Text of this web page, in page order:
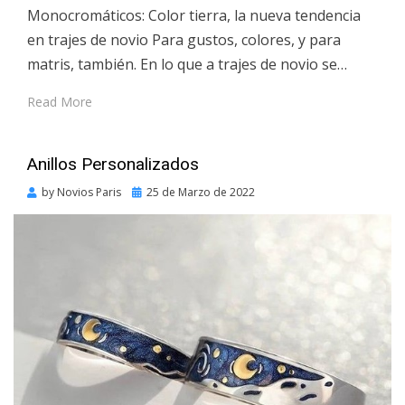
Monocromáticos: Color tierra, la nueva tendencia
en trajes de novio Para gustos, colores, y para
matris, también. En lo que a trajes de novio se…
Read More
Anillos Personalizados
by Novios Paris
Posted
25 de Marzo de 2022